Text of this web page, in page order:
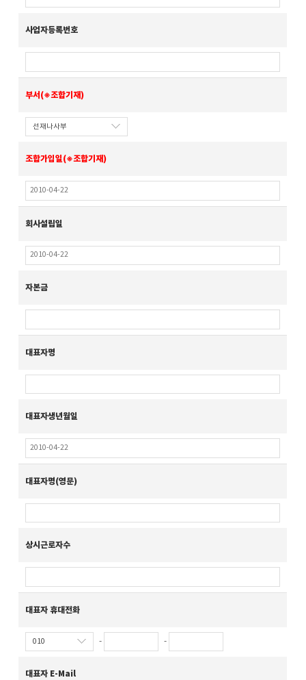
사업자등록번호
부서(※조합기재)
조합가입일(※조합기재)
회사설립일
자본금
대표자명
대표자생년월일
대표자명(영문)
상시근로자수
대표자 휴대전화
- -
대표자 E-Mail